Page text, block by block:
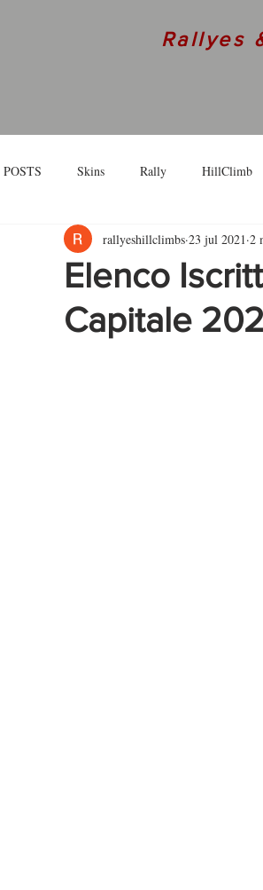
Rallyes
Skins Rally HillClimb
Interview
Elenco
Capitale
rallyeshillclimbs 23 jul 2021 2